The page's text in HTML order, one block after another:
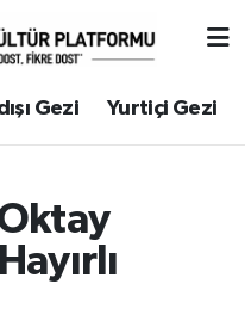
Gezi Yurtiçi Gezi
Oktay